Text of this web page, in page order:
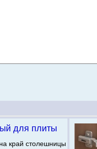
для плиты
край столешницы